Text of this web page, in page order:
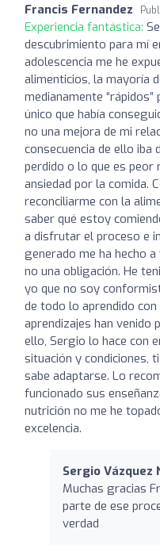
Francis Fernandez
Experiencia fantástica:
descubrimiento para mí
adolescencia me he
alimenticios, la mayoría
medianamente
único que había
no una mejora de mi
consecuencia de ello iba
perdido o lo que es peor
ansiedad por la comida.
reconciliarme con la
saber qué estoy
a disfrutar el proceso e
generado me ha hecho
no una obligación. He
yo que no soy
de todo lo aprendido
aprendizajes han venido
ello, Sergio lo hace con
situación y condiciones,
sabe adaptarse. Lo
funcionado sus
nutrición no me he
excelencia.
Sergio Vázquez
Muchas gracias
parte de ese
verdad